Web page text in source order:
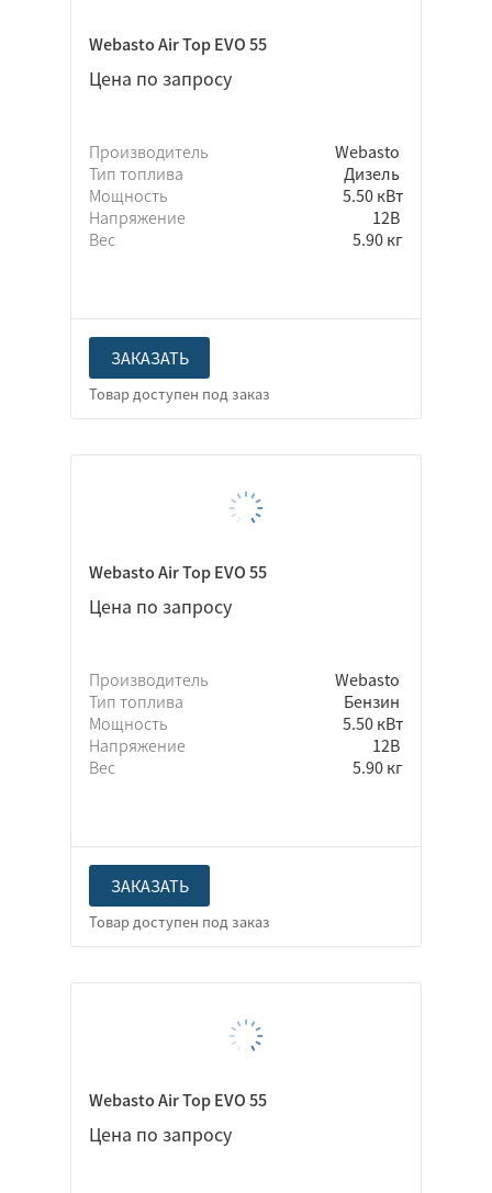
Webasto Air Top EVO 55
Цена по запросу
Производитель
Webasto
Тип топлива
Дизель
Мощность
5.50 кВт
Напряжение
12В
Вес
5.90 кг
ЗАКАЗАТЬ
Webasto Air Top EVO 55
Цена по запросу
Производитель
Webasto
Тип топлива
Бензин
Мощность
5.50 кВт
Напряжение
12В
Вес
5.90 кг
ЗАКАЗАТЬ
Webasto Air Top EVO 55
Цена по запросу